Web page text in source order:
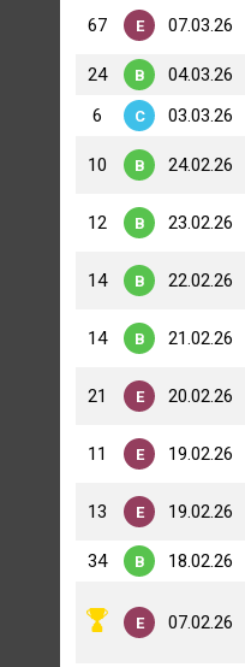
67 E 07.03.26
24 B 04.03.26
6 C 03.03.26
10 B 24.02.26
12 B 23.02.26
14 B 22.02.26
14 B 21.02.26
21 E 20.02.26
11 E 19.02.26
13 E 19.02.26
34 B 18.02.26
E 07.02.26